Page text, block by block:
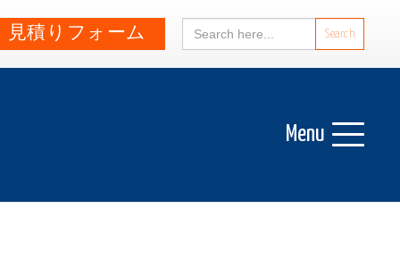
見積りフォーム
Search
for:
Menu